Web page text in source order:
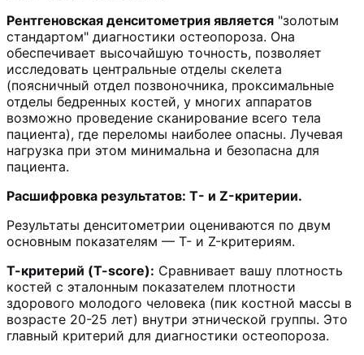
Рентгеновская денситометрия является "золотым
стандартом" диагностики остеопороза. Она
обеспечивает высочайшую точность, позволяет
исследовать центральные отделы скелета
(поясничный отдел позвоночника, проксимальные
отделы бедренных костей, у многих аппаратов
возможно проведение сканирование всего тела
пациента), где переломы наиболее опасны. Лучевая
нагрузка при этом минимальна и безопасна для
пациента.
Расшифровка результатов: T- и Z-критерии.
Результаты денситометрии оцениваются по двум
основным показателям — Т- и Z-критериям.
Т-критерий (T-score): Сравнивает вашу плотность
костей с эталонным показателем плотности
здорового молодого человека (пик костной массы в
возрасте 20-25 лет) внутри этнической группы. Это
главный критерий для диагностики остеопороза.